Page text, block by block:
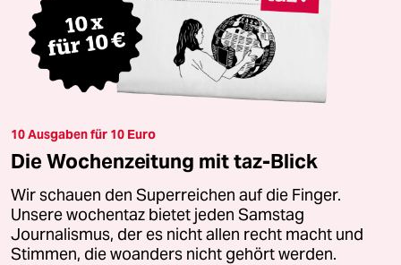
10 Ausgaben für 10 Euro
Die Wochenzeitung mit taz-Blick
Wir schauen den Superreichen auf die Finger.
Unsere wochentaz bietet jeden Samstag
Journalismus, der es nicht allen recht macht und
Stimmen, die woanders nicht gehört werden.